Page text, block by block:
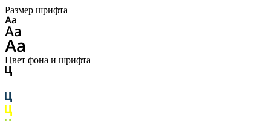
Размер шрифта
Цвет фона и шрифта